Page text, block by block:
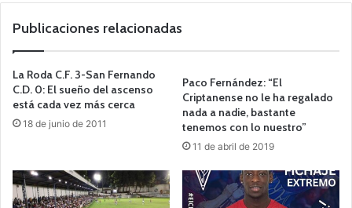
Publicaciones relacionadas
La Roda C.F. 3-San Fernando
C.D. 0: El sueño del ascenso
está cada vez más cerca
18 de junio de 2011
Paco Fernández: “El
Criptanense no le ha regalado
nada a nadie, bastante
tenemos con lo nuestro”
11 de abril de 2019